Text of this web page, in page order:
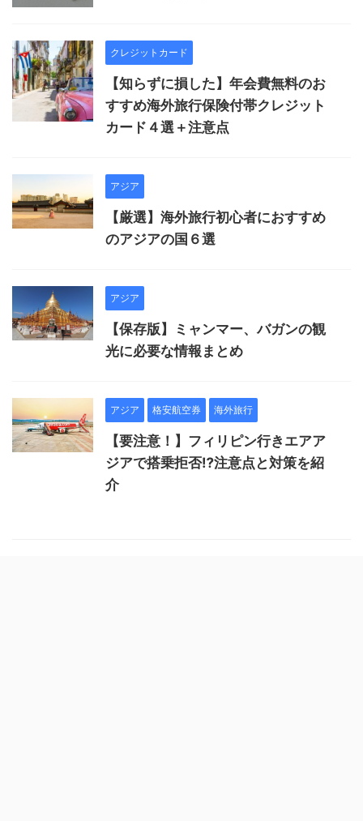
クレジットカード
【知らずに損した】年会費無料のお
すすめ海外旅行保険付帯クレジット
カード４選＋注意点
アジア
【厳選】海外旅行初心者におすすめ
のアジアの国６選
アジア
【保存版】ミャンマー、バガンの観
光に必要な情報まとめ
アジア 格安航空券 海外旅行
【要注意！】フィリピン行きエアア
ジアで搭乗拒否⁉︎注意点と対策を紹
介